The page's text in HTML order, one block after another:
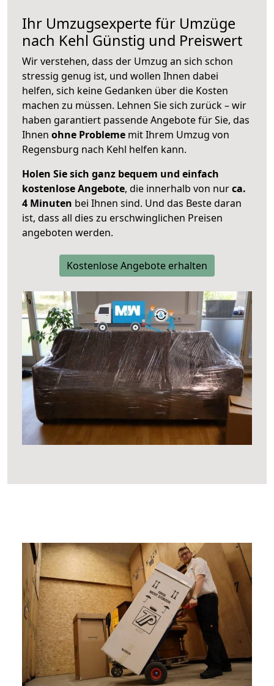
Ihr Umzugsexperte für Umzüge
nach Kehl Günstig und Preiswert
Wir verstehen, dass der Umzug an sich schon
stressig genug ist, und wollen Ihnen dabei
helfen, sich keine Gedanken über die Kosten
machen zu müssen. Lehnen Sie sich zurück – wir
haben garantiert passende Angebote für Sie, das
Ihnen ohne Probleme mit Ihrem Umzug von
Regensburg nach Kehl helfen kann.
Holen Sie sich ganz bequem und einfach
kostenlose Angebote, die innerhalb von nurca.
4 Minuten bei Ihnen sind. Und das Beste daran
ist, dass all dies zu erschwinglichen Preisen
angeboten werden.
Kostenlose Angebote erhalten